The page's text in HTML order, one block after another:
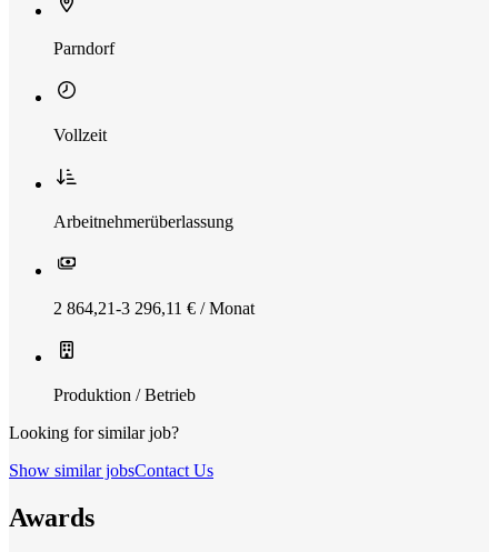
Parndorf
Vollzeit
Arbeitnehmerüberlassung
2 864,21-3 296,11 € / Monat
Produktion / Betrieb
Looking for similar job?
Show similar jobsContact Us
Awards